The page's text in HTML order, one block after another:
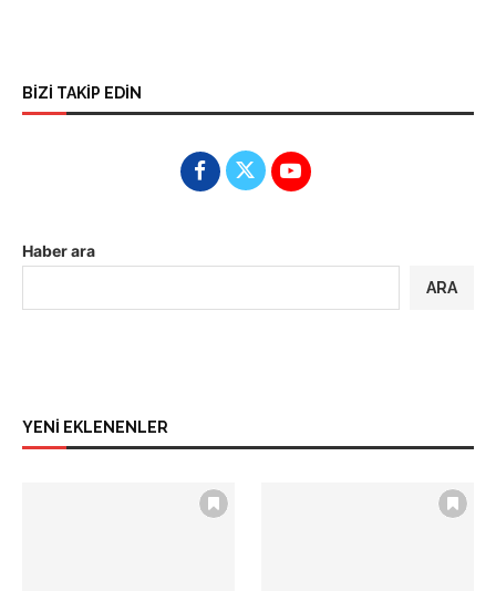
BİZİ TAKİP EDİN
Haber ara
ARA
YENİ EKLENENLER